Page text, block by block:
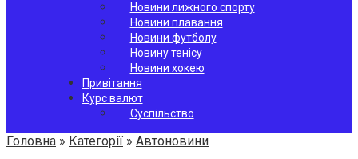
Новини лижного спорту
Новини плавання
Новини футболу
Новину тенісу
Новини хокею
Привітання
Курс валют
Суспільство
Головна » Категорії » Автоновини